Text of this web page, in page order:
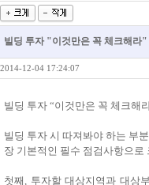
빌딩 투자 "이것만은 꼭 체크해라"
2014-12-04 17:24:07
빌딩 투자 “이것만은 꼭 체크해
빌딩 투자 시 따져봐야 하는 부
장 기본적인 필수 점검사항으로
첫째, 투자할 대상지역과 대상